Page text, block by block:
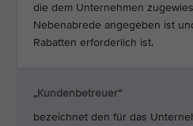
die dem Unternehmen
Nebenabrede angegeben ist
Rabatten erforderlich ist.
„Kundenbetreuer“
bezeichnet den für das